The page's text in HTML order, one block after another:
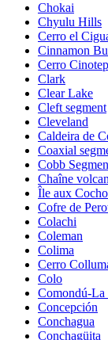
Chokai
Chyulu Hills
Cerro el
Cinnamon
Cerro
Clark
Clear Lake
Cleft segment
Cleveland
Caldeira de
Coaxial
Cobb
Chaîne
Île aux
Cofre de
Colachi
Coleman
Colima
Cerro
Colo
Comondú-La
Concepción
Conchagua
Conchagüita